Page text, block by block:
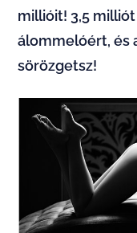
millióit! 3,5
álommelóért, és
sörözgetsz!